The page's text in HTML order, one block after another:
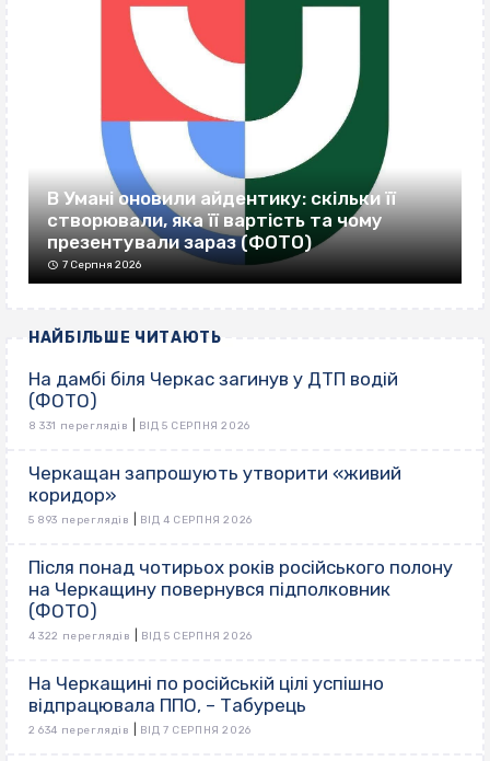
В Умані оновили айдентику: скільки її
створювали, яка її вартість та чому
презентували зараз (ФОТО)
7 Серпня 2026
НАЙБІЛЬШЕ ЧИТАЮТЬ
На дамбі біля Черкас загинув у ДТП водій
(ФОТО)
8 331 переглядів ВІД 5 СЕРПНЯ 2026
Черкащан запрошують утворити «живий
коридор»
5 893 переглядів ВІД 4 СЕРПНЯ 2026
Після понад чотирьох років російського полону
на Черкащину повернувся підполковник
(ФОТО)
4 322 переглядів ВІД 5 СЕРПНЯ 2026
На Черкащині по російській цілі успішно
відпрацювала ППО, – Табурець
2 634 переглядів ВІД 7 СЕРПНЯ 2026